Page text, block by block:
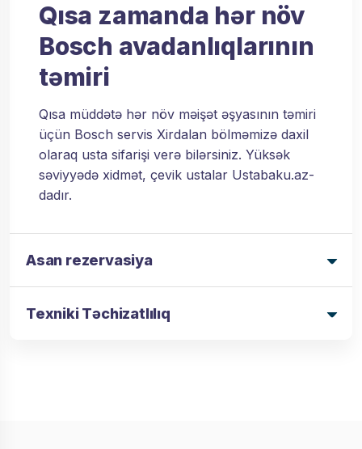
Qısa zamanda hər növ
Bosch avadanlıqlarının
təmiri
Qısa müddətə hər növ məişət əşyasının təmiri
üçün Bosch servis Xirdalan bölməmizə daxil
olaraq usta sifarişi verə bilərsiniz. Yüksək
səviyyədə xidmət, çevik ustalar Ustabaku.az-
dadır.
Asan rezervasiya
Texniki Təchizatlılıq